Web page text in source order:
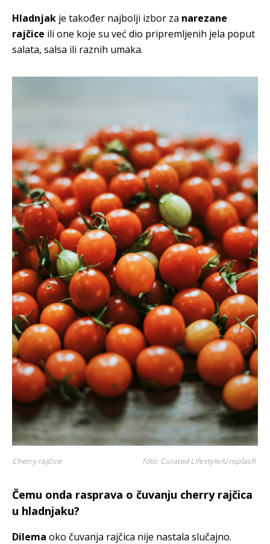
Hladnjak je također najbolji izbor za narezane
rajčice ili one koje su već dio pripremljenih jela poput
salata, salsa ili raznih umaka.
Cherry rajčice foto: Curated Lifestyle/Unsplash
Čemu onda rasprava o čuvanju cherry rajčica
u hladnjaku?
Dilema oko čuvanja rajčica nije nastala slučajno.